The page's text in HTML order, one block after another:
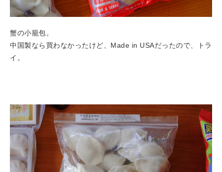
蟹の小籠包。
中国製なら買わなかったけど、Made in USAだったので、トラ
イ。